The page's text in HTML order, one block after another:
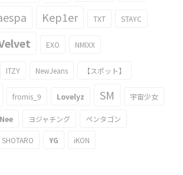
Kep1er TXT STAYC
EXO NMIXX
ITZY NewJeans 【スポット】
fromis_9 Lovelyz SM 宇宙少女
ヨジャチング ペンタゴン
SHOTARO YG iKON